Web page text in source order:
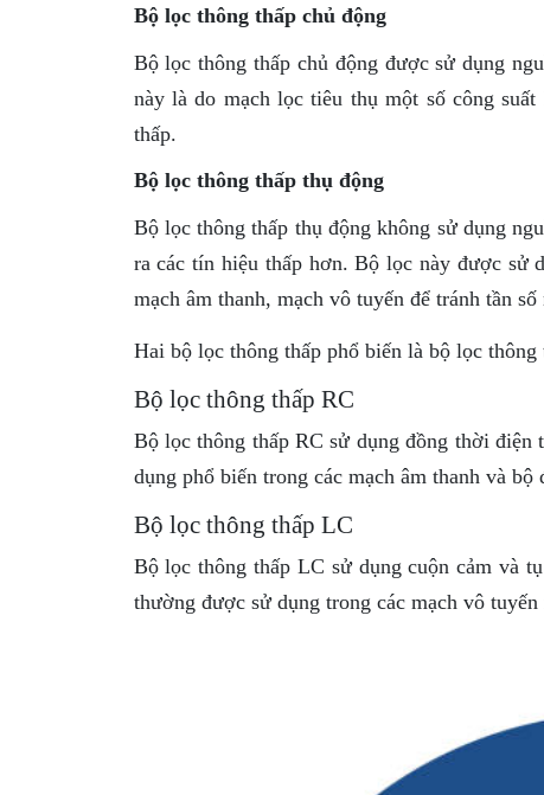
Bộ lọc thông thấp chủ động
Bộ lọc thông thấp chủ động được sử dụng
này là do mạch lọc tiêu thụ một số công
thấp.
Bộ lọc thông thấp thụ động
Bộ lọc thông thấp thụ động không sử dụng
ra các tín hiệu thấp hơn. Bộ lọc này được sử
mạch âm thanh, mạch vô tuyến để tránh tần số
Hai bộ lọc thông thấp phổ biến là bộ lọc
Bộ lọc thông thấp RC
Bộ lọc thông thấp RC sử dụng đồng thời
dụng phổ biến trong các mạch âm thanh và bộ
Bộ lọc thông thấp LC
Bộ lọc thông thấp LC sử dụng cuộn cảm và
thường được sử dụng trong các mạch vô